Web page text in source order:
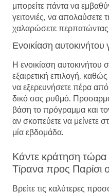
μπορείτε πάντα να
γειτονιές, να απολαύσετε
χαλαρώσετε
Ενοικίαση αυτοκινήτου
Η ενοικίαση αυτοκινήτου
εξαιρετική επιλογή,
να εξερευνήσετε πέρα ​​από
δικό σας ρυθμό.
βάση το πρόγραμμα και
αν σκοπεύετε να μείνετε
μία εβδομάδα.
Κάντε κράτηση
Τίρανα προς Παρίσι
Βρείτε τις καλύτερες